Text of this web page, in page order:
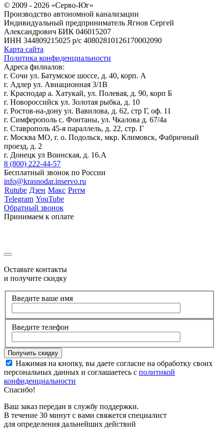
© 2009 - 2026 «Серво-Юг»
Производство автономной канализации
Индивидуальный предприниматель Ягнов Сергей
Александрович БИК 046015207
ИНН 344809215025 р/с 40802810126170002090
Карта сайта
Политика конфиденциальности
Адреса филиалов:
г. Сочи ул. Батумское шоссе, д. 40, корп. А
г. Адлер ул. Авиационная 3/1В
г. Краснодар а. Хатукай, ул. Полевая, д. 90, корп Б
г. Новороссийск ул. Золотая рыбка, д. 10
г. Ростов-на-дону ул. Вавилова, д. 62, стр Г, оф. 11
г. Симферополь с. Фонтаны, ул. Чкалова д. 67/4а
г. Ставрополь 45-я параллель, д. 22, стр. Г
г. Москва МО, г. о. Подольск, мкр. Климовск, Фабричный
проезд, д. 2
г. Донецк ул Воинская, д. 16.А
8 (800) 222-44-57
Бесплатный звонок по России
info@krasnodar.inservo.ru
Rutube Дзен Макс Ритм
Telegram YouTube
Обратный звонок
Принимаем к оплате
Оставьте контакты
и получите скидку
Введите ваше имя
Введите телефон
Нажимая на кнопку, вы даете согласие на обработку своих
персональных данных и соглашаетесь с политикой
конфиденциальности
Спасибо!
Ваш заказ передан в службу поддержки.
В течение 30 минут с вами свяжется специалист
для определения дальнейших действий